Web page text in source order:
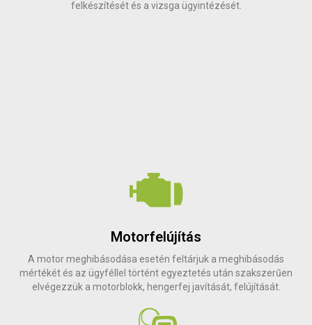
felkészítését és a vizsga ügyintézését.
Motorfelújítás
A motor meghibásodása esetén feltárjuk a meghibásodás
mértékét és az ügyféllel történt egyeztetés után szakszerűen
elvégezzük a motorblokk, hengerfej javítását, felújítását.